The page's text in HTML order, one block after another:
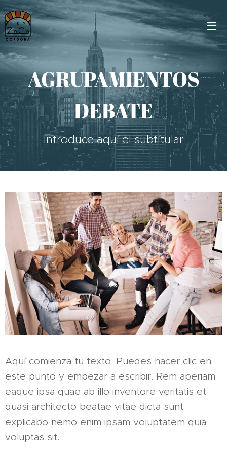
AGRUPAMIENTOS
DEBATE
Introduce aquí el subtítular
Aquí comienza tu texto. Puedes hacer clic en
este punto y empezar a escribir. Rem aperiam
eaque ipsa quae ab illo inventore veritatis et
quasi architecto beatae vitae dicta sunt
explicabo nemo enim ipsam voluptatem quia
voluptas sit.